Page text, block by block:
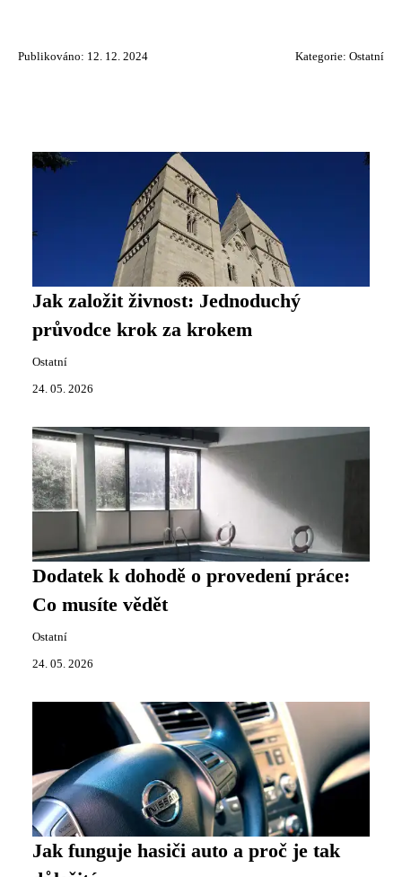
Publikováno: 12. 12. 2024 Kategorie: Ostatní
Jak založit živnost: Jednoduchý
průvodce krok za krokem
Ostatní
24. 05. 2026
Dodatek k dohodě o provedení práce:
Co musíte vědět
Ostatní
24. 05. 2026
Jak funguje hasiči auto a proč je tak